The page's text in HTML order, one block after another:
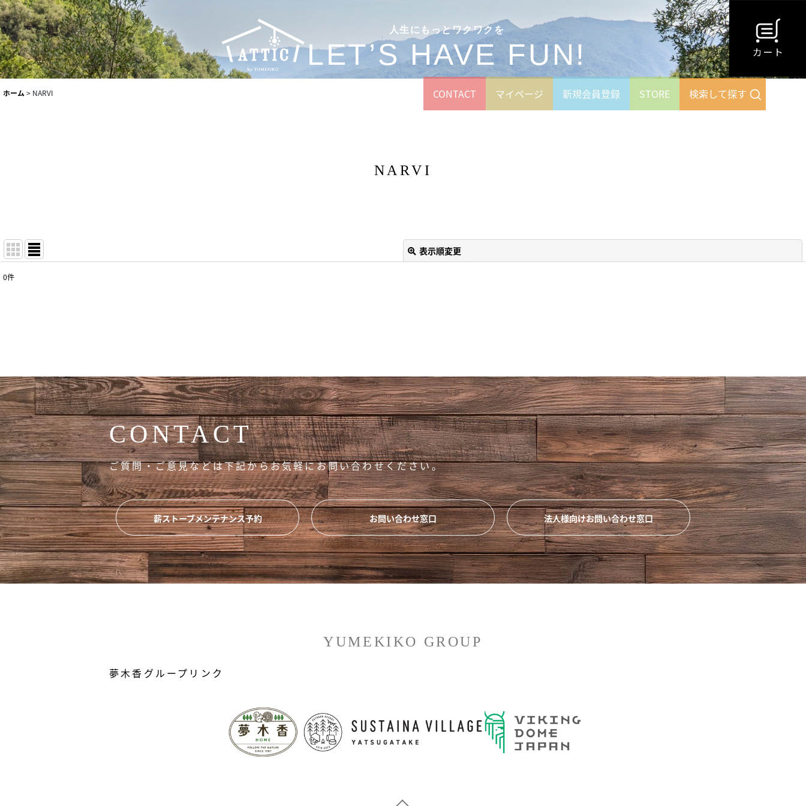
人生にもっとワクワクを
LET’S HAVE FUN!
CONTACT マイページ 新規会員登録 STORE 検索して探す
ホーム > NARVI
NARVI
表示順変更
表示数
0件
CONTACT
ご質問・ご意見などは下記からお気軽にお問い合わせください。
薪ストーブメンテナンス予約 お問い合わせ窓口 法人様向けお問い合わせ窓口
YUMEKIKO GROUP
夢木香グループリンク